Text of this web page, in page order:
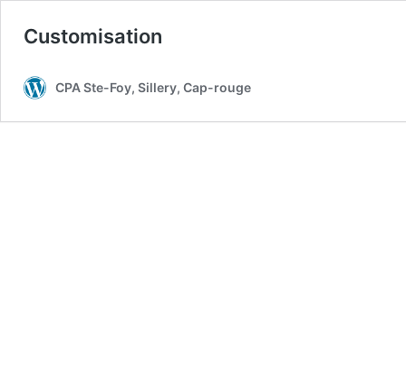
Customisation
CPA Ste-Foy, Sillery, Cap-rouge